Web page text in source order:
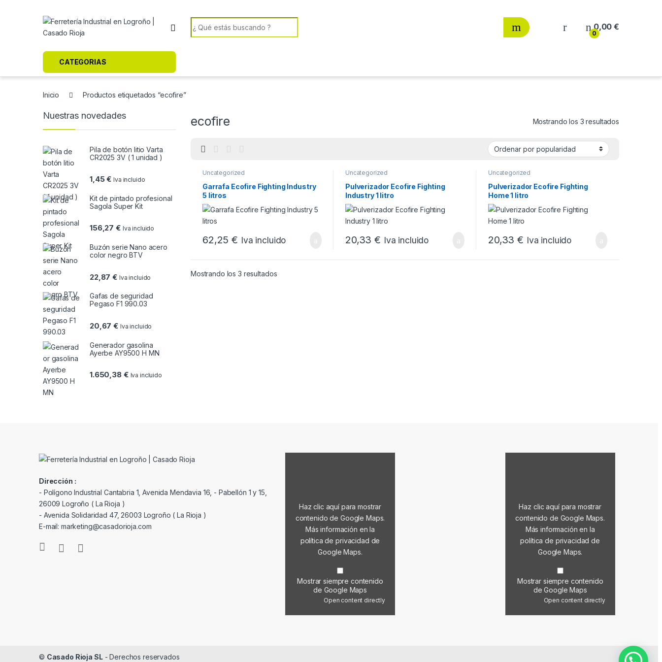
Search for:
0
0,00€
CATEGORIAS
Inicio Productos etiquetados “ecofire”
ecofire Mostrando los 3 resultados
Uncategorized
Garrafa Ecofire Fighting Industry
5 litros
62,25€ Iva incluido
Uncategorized
Pulverizador Ecofire Fighting
Industry 1 litro
20,33€ Iva incluido
Uncategorized
Pulverizador Ecofire Fighting
Home 1 litro
20,33€ Iva incluido
Mostrando los 3 resultadosOrdenado por popularidad
Nuestras novedades
Pila de botón litio Varta
CR2025 3V ( 1 unidad )
1,45€ Iva incluido
Kit de pintado profesional
Sagola Super Kit
156,27€ Iva incluido
Buzón serie Nano acero
color negro BTV
22,87€ Iva incluido
Gafas de seguridad
Pegaso F1 990.03
20,67€ Iva incluido
Generador gasolina
Ayerbe AY9500 H MN
1.650,38 € Iva incluido
Dirección :
- Polígono Industrial Cantabria 1, Avenida Mendavia 16, - Pabellón 1 y 15,
26009 Logroño ( La Rioja )
- Avenida Solidaridad 47, 26003 Logroño ( La Rioja )
E-mail: marketing@casadorioja.com
Haz clic aquí para mostrar
contenido de Google Maps.
Más información en la
política de privacidad de
Google Maps.
Mostrar siempre contenido
de Google Maps
Open content directly
Haz clic aquí para mostrar
contenido de Google Maps.
Más información en la
política de privacidad de
Google Maps.
Mostrar siempre contenido
de Google Maps
Open content directly
© Casado Rioja SL- Derechos reservados